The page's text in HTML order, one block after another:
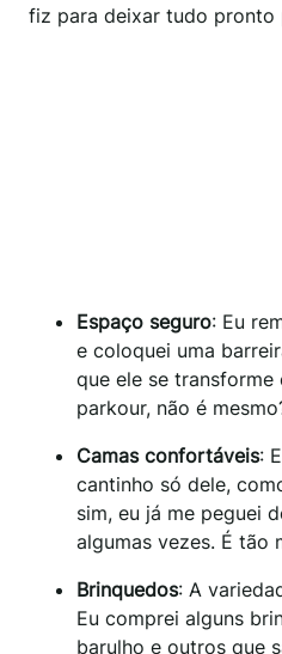
fiz para deixar tudo pronto
Espaço seguro: Eu
e coloquei uma
que ele se
parkour, não é
Camas confortáveis:
cantinho só dele,
sim, eu já me peguei
algumas vezes. É tão
Brinquedos: A
Eu comprei alguns
barulho e outros que